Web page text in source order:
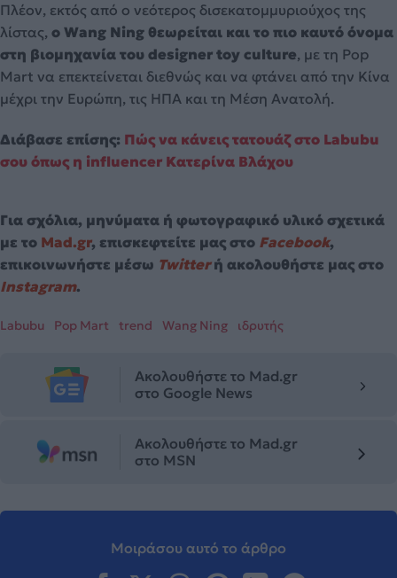
Πλέον, εκτός από ο νεότερος δισεκατομμυριούχος της
λίστας, ο Wang Ning θεωρείται και το πιο καυτό όνομα
στη βιομηχανία του designer toy culture, με τη Pop
Mart να επεκτείνεται διεθνώς και να φτάνει από την Κίνα
μέχρι την Ευρώπη, τις ΗΠΑ και τη Μέση Ανατολή.
Διάβασε επίσης: Πώς να κάνεις τατουάζ στο Labubu
σου όπως η influencer Κατερίνα Βλάχου
Για σχόλια, μηνύματα ή φωτογραφικό υλικό σχετικά
με το Mad.gr, επισκεφτείτε μας στο Facebook,
επικοινωνήστε μέσω Twitterή ακολουθήστε μας στο
Instagram.
Labubu Pop Mart trend Wang Ning ιδρυτής
Ακολουθήστε το Mad.gr
στο Google News
Ακολουθήστε το Mad.gr
στο MSN
Μοιράσου αυτό το άρθρο